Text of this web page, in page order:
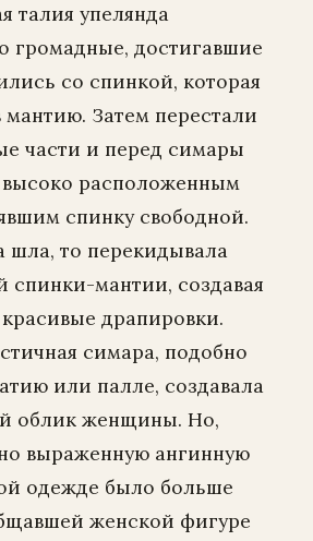
талия упелянда
громадные, достигавшие
со спинкой, которая
мантию. Затем перестали
части и перед симары
расположенным
спинку свободной.
то перекидывала
спинки-мантии, создавая
драпировки.
симара, подобно
или палле, создавала
облик женщины. Но,
выраженную ангинную
одежде было больше
женской фигуре